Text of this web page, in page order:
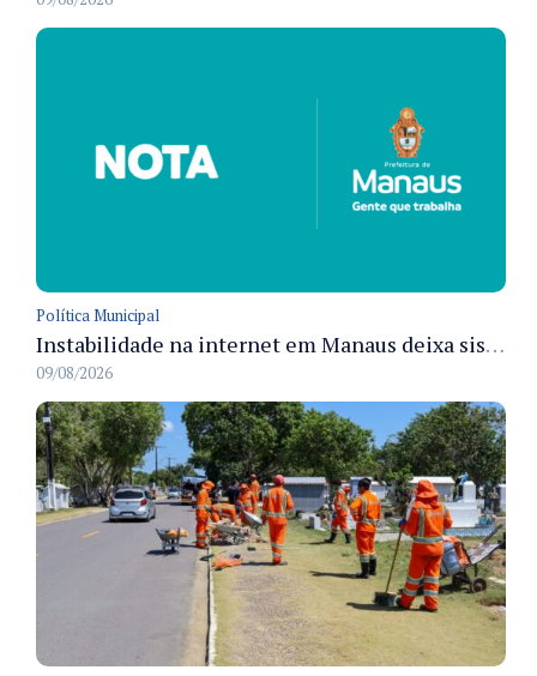
Política Municipal
Instabilidade na internet em Manaus deixa sistemas de atendimento municipal temporariamente indisponíveis
09/08/2026